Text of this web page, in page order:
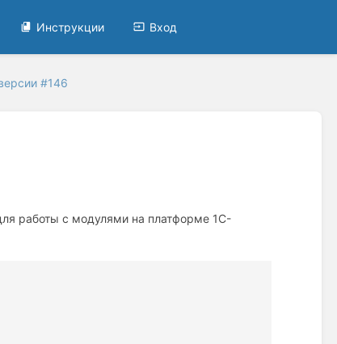
Инструкции Вход
#146
работы с модулями на платформе 1С-